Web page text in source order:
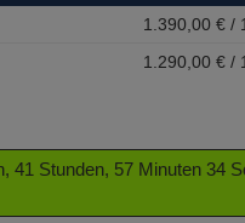
1.390,00 € /
1.290,00 € /
41 Stunden, 57 Minuten 33